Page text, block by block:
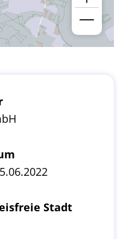
Stadt